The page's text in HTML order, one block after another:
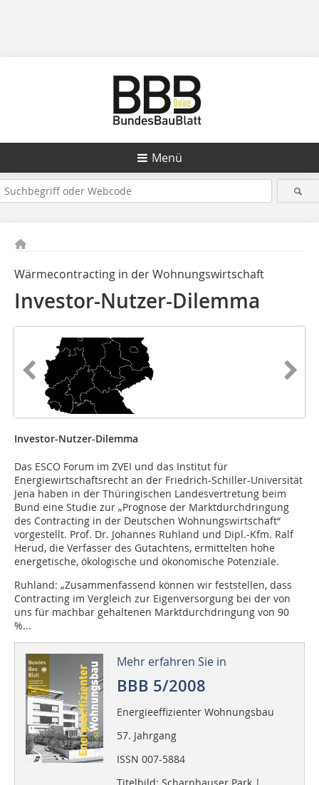
Menü
Wärmecontracting in der Wohnungswirtschaft
Investor-Nutzer-Dilemma
Investor-Nutzer-Dilemma
Das ESCO Forum im ZVEI und das Institut für
Energiewirtschaftsrecht an der Friedrich-Schiller-Universität
Jena haben in der Thüringischen Landesvertretung beim
Bund eine Studie zur „Prognose der Marktdurchdringung
des Contracting in der Deutschen Wohnungswirtschaft“
vorgestellt. Prof. Dr. Johannes Ruhland und Dipl.-Kfm. Ralf
Herud, die Verfasser des Gutachtens, ermittelten hohe
energetische, ökologische und ökonomische Potenziale.
Ruhland: „Zusammenfassend können wir feststellen, dass
Contracting im Vergleich zur Eigenversorgung bei der von
uns für machbar gehaltenen Marktdurchdringung von 90
%...
Mehr erfahren Sie in
BBB 5/2008
Energieeffizienter Wohnungsbau
57. Jahrgang
ISSN 007-5884